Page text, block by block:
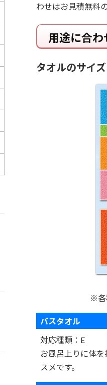
わせはお見積無料
用途に合わ
タオルのサイ
※各
バスタオル
対応種類：E
お風呂上りに体
スメです。